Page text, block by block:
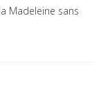
Madeleine sans